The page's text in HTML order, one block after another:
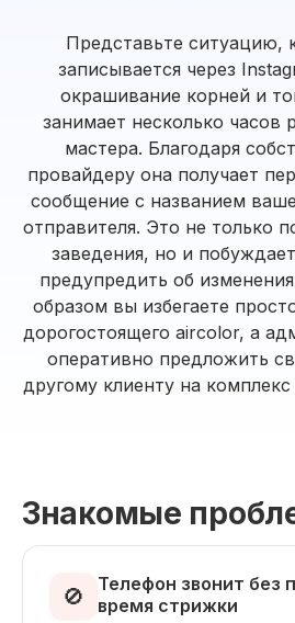
Представьте ситуацию,
записывается через
окрашивание корней и
занимает несколько часов
мастера. Благодаря
провайдеру она получает
сообщение с названием
отправителя. Это не только
заведения, но и
предупредить об
образом вы избегаете
дорогостоящего aircolor, а
оперативно предложить
другому клиенту на
Знакомые
🚫
Телефон звонит без
время стрижки